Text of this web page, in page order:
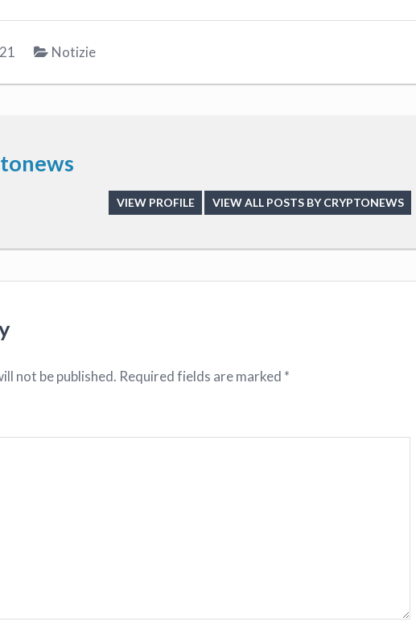
Notizie
VIEW PROFILE VIEW ALL POSTS BY CRYPTONEWS
not be published. Required fields are marked *